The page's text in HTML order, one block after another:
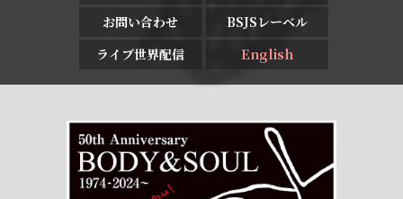
お問い合わせ
BSJSレーベル
ライブ世界配信
English